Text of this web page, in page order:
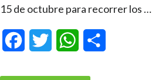
15 de octubre para recorrer los …
FacebookTwitter WhatsApp